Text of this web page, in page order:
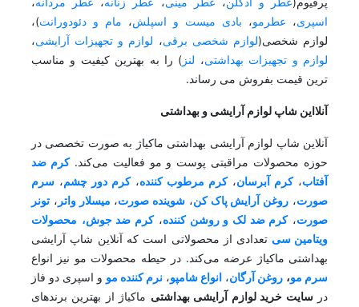
اسپری، عطرمو، بادی میست و اسپلش، مام و دئودورانت)،
لوازم شخصی(لوازم شخصی برقی، لوازم و تجهیزات آرایشی،
لوازم و تجهیزات بهداشتی، لنز ) را به بهترین کیفیت و مناسب
ترین قیمت بفروش می رساند.
آنلااین شاپ لوازم آرایشی و بهداشتی
آنلاین شاپ لوازم آرایشی بهداشتی ماکیاژ به صورت تخصصی در
حوزه محصولات مراقبتی پوست و مو فعالیت می‌کند.کرم ضد
آفتاب،کرم آبرسان،کرم مرطوب کننده،کرم دور چشم، سرم
صورت، روغن آرایش پاک کن، شوینده صورت، میسلار واتر ، تونر
صورت،کرم ضد لک و روشن کننده،کرم ضد جوش، محصولات
ویتامین سی تعدادی از محصولاتی است که آنلاین شاپ آرایشی
بهداشتی ماکیاژ عرضه می‌کند. در حیطه محصولات مو نیز انواع
سرم مو، روغن آرگان، انواع شامپو، نرم کننده مو و اسپری دو فاز
درسایت خرید لوازم آرایشی بهداشتی ماکیاژ از بهترین برندهای